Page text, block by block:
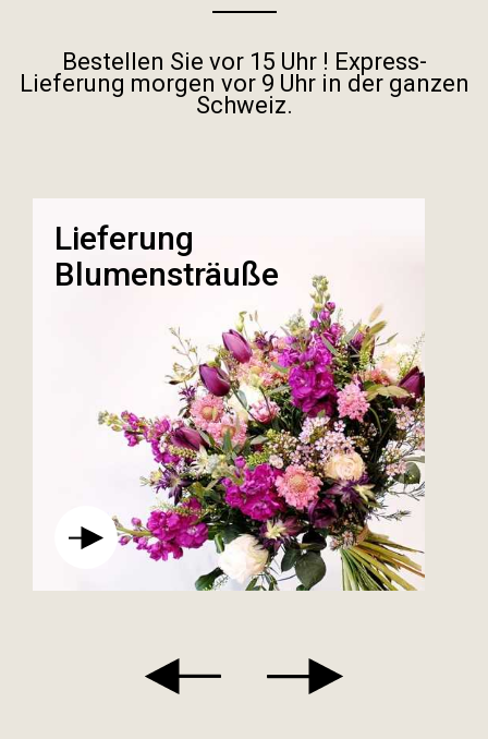
Bestellen Sie vor 15 Uhr ! Express-
Lieferung morgen vor 9 Uhr in der ganzen
Schweiz.
Lieferung
Blumensträuße